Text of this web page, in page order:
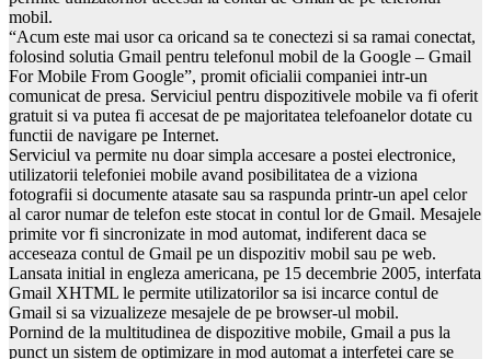
mobil.
“Acum este mai usor ca oricand sa te conectezi si sa ramai conectat,
folosind solutia Gmail pentru telefonul mobil de la Google – Gmail
For Mobile From Google”, promit oficialii companiei intr-un
comunicat de presa. Serviciul pentru dispozitivele mobile va fi oferit
gratuit si va putea fi accesat de pe majoritatea telefoanelor dotate cu
functii de navigare pe Internet.
Serviciul va permite nu doar simpla accesare a postei electronice,
utilizatorii telefoniei mobile avand posibilitatea de a viziona
fotografii si documente atasate sau sa raspunda printr-un apel celor
al caror numar de telefon este stocat in contul lor de Gmail. Mesajele
primite vor fi sincronizate in mod automat, indiferent daca se
acceseaza contul de Gmail pe un dispozitiv mobil sau pe web.
Lansata initial in engleza americana, pe 15 decembrie 2005, interfata
Gmail XHTML le permite utilizatorilor sa isi incarce contul de
Gmail si sa vizualizeze mesajele de pe browser-ul mobil.
Pornind de la multitudinea de dispozitive mobile, Gmail a pus la
punct un sistem de optimizare in mod automat a interfetei care se